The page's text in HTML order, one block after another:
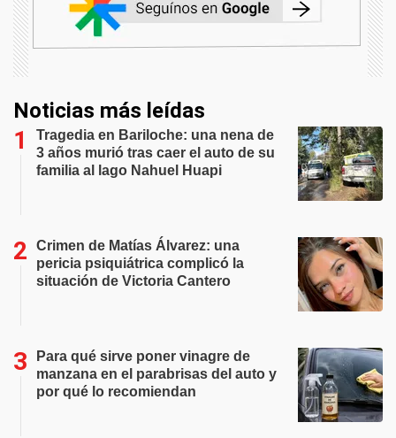
Noticias más leídas
Tragedia en Bariloche: una nena de
3 años murió tras caer el auto de su
familia al lago Nahuel Huapi
Crimen de Matías Álvarez: una
pericia psiquiátrica complicó la
situación de Victoria Cantero
Para qué sirve poner vinagre de
manzana en el parabrisas del auto y
por qué lo recomiendan